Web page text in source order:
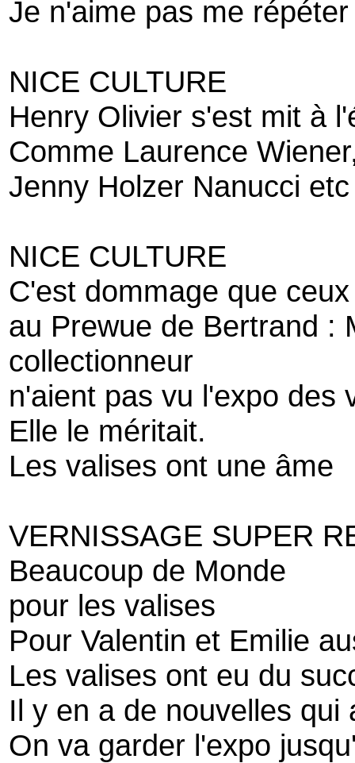
Je n'aime pas me répéter
NICE CULTURE
Henry Olivier s'est mit à
Comme Laurence
Jenny Holzer Nanucci
NICE CULTURE
C'est dommage que
au Prewue de Bertrand :
collectionneur
n'aient pas vu l'expo des
Elle le méritait.
Les valises ont une âme
VERNISSAGE SUPER
Beaucoup de Monde
pour les valises
Pour Valentin et Emilie
Les valises ont eu du
Il y en a de nouvelles
On va garder l'expo